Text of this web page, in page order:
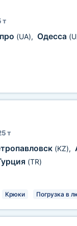
т
(UA), Одесса
т
(KZ),
(TR)
Крюки Погрузка в